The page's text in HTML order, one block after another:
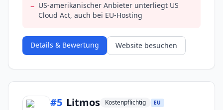
− US-amerikanischer Anbieter unterliegt US
Cloud Act, auch bei EU-Hosting
Details & Bewertung Website besuchen
#5 Litmos Kostenpflichtig EU